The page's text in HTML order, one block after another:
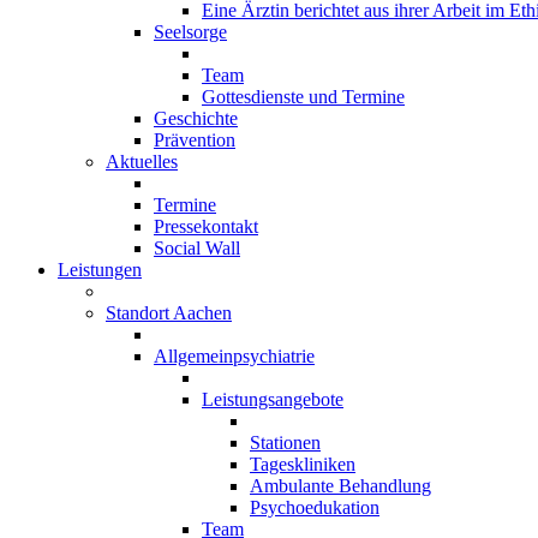
Eine Ärztin berichtet aus ihrer Arbeit im
Seelsorge
Team
Gottesdienste und Termine
Geschichte
Prävention
Aktuelles
Termine
Pressekontakt
Social Wall
Leistungen
Standort Aachen
Allgemeinpsychiatrie
Leistungsangebote
Stationen
Tageskliniken
Ambulante Behandlung
Psychoedukation
Team